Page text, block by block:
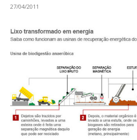
27/04/2011